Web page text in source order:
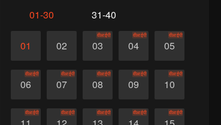
01-30 31-40
01 02 03
वीआईपी
04
वीआईपी
05
वीआईपी
06
वीआईपी
07
वीआईपी
08
वीआईपी
09
वीआईपी
10
वीआईपी
वीआईपी वीआईपी वीआईपी वीआईपी वीआईपी